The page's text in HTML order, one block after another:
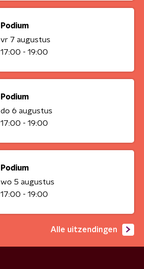
Podium
vr 7 augustus
17:00 - 19:00
Podium
do 6 augustus
17:00 - 19:00
Podium
wo 5 augustus
17:00 - 19:00
Alle uitzendingen